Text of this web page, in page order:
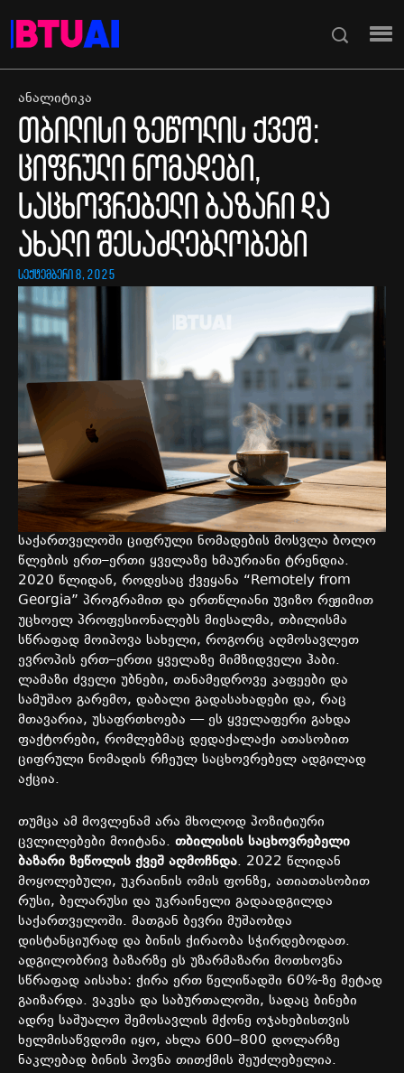
ანალიტიკა
თბილისი ზეწოლის ქვეშ:
ციფრული ნომადები,
საცხოვრებელი ბაზარი და
ახალი შესაძლებლობები
სექტემბერი 8, 2025
საქართველოში ციფრული ნომადების მოსვლა ბოლო
წლების ერთ–ერთი ყველაზე ხმაურიანი ტრენდია.
2020 წლიდან, როდესაც ქვეყანა “Remotely from
Georgia” პროგრამით და ერთწლიანი უვიზო რეჟიმით
უცხოელ პროფესიონალებს მიესალმა, თბილისმა
სწრაფად მოიპოვა სახელი, როგორც აღმოსავლეთ
ევროპის ერთ–ერთი ყველაზე მიმზიდველი ჰაბი.
ლამაზი ძველი უბნები, თანამედროვე კაფეები და
სამუშაო გარემო, დაბალი გადასახადები და, რაც
მთავარია, უსაფრთხოება —ეს ყველაფერი გახდა
ფაქტორები, რომლებმაც დედაქალაქი ათასობით
ციფრული ნომადის რჩეულ საცხოვრებელ ადგილად
აქცია.
თუმცა ამ მოვლენამ არა მხოლოდ პოზიტიური
ცვლილებები მოიტანა. თბილისის საცხოვრებელი
ბაზარი ზეწოლის ქვეშ აღმოჩნდა. 2022 წლიდან
მოყოლებული, უკრაინის ომის ფონზე, ათიათასობით
რუსი, ბელარუსი და უკრაინელი გადაადგილდა
საქართველოში. მათგან ბევრი მუშაობდა
დისტანციურად და ბინის ქირაობა სჭირდებოდათ.
ადგილობრივ ბაზარზე ეს უზარმაზარი მოთხოვნა
სწრაფად აისახა: ქირა ერთ წელიწადში 60%-ზე მეტად
გაიზარდა. ვაკესა და საბურთალოში, სადაც ბინები
ადრე საშუალო შემოსავლის მქონე ოჯახებისთვის
ხელმისაწვდომი იყო, ახლა 600–800 დოლარზე
ნაკლებად ბინის პოვნა თითქმის შეუძლებელია.